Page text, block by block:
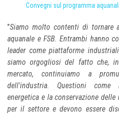
Convegni sul programma
"Siamo molto contenti di tornare
aquanale e FSB. Entrambi hanno
leader come piattaforme
siamo orgogliosi del fatto che,
mercato, continuiamo a
dell'industria. Questioni come
energetica e la conservazione
per il settore e devono essere